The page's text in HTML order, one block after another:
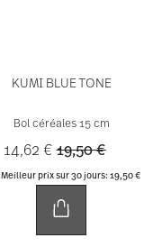
KUMI BLUE TONE
Bol céréales 15 cm
14,62 €Price reduced
19,50 €to
Meilleur prix sur 30 jours:19,50 €